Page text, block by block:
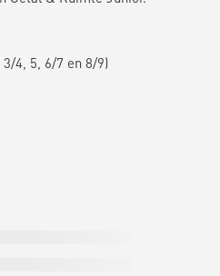
4, 5, 6/7 en 8/9)